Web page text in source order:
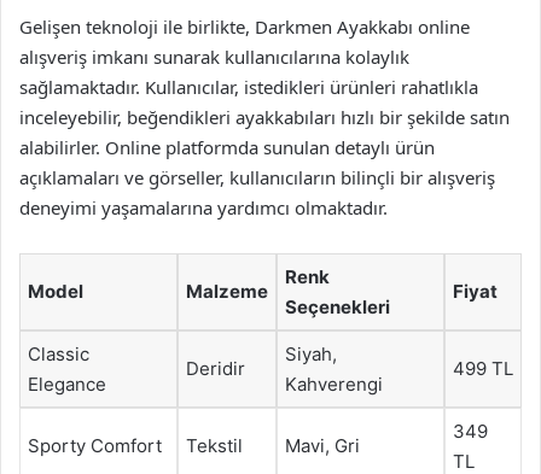
Gelişen teknoloji ile birlikte, Darkmen Ayakkabı online
alışveriş imkanı sunarak kullanıcılarına kolaylık
sağlamaktadır. Kullanıcılar, istedikleri ürünleri rahatlıkla
inceleyebilir, beğendikleri ayakkabıları hızlı bir şekilde satın
alabilirler. Online platformda sunulan detaylı ürün
açıklamaları ve görseller, kullanıcıların bilinçli bir alışveriş
deneyimi yaşamalarına yardımcı olmaktadır.
Model Malzeme
Renk
Seçenekleri
Fiyat
Classic
Elegance
Deridir
Siyah,
Kahverengi
499 TL
Sporty Comfort Tekstil Mavi, Gri
349
TL